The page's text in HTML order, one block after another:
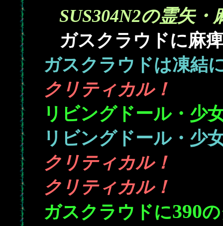
SUS304N2の霊矢・
ガスクラウドに麻
ガスクラウドは凍結
クリティカル！
リビングドール・少
リビングドール・少
クリティカル！
クリティカル！
ガスクラウドに390